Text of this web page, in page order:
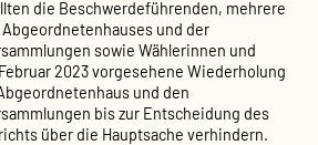
die Beschwerdeführenden, mehrere
und der
sowie Wählerinnen und
2023 vorgesehene Wiederholung
und den
bis zur Entscheidung des
über die Hauptsache verhindern.